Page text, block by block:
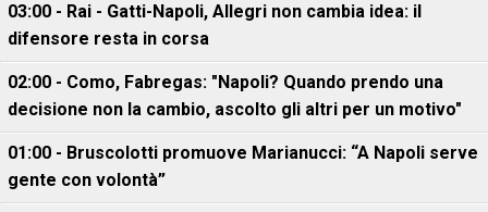
03:00 - Rai - Gatti-Napoli, Allegri non cambia idea: il
difensore resta in corsa
02:00 - Como, Fabregas: "Napoli? Quando prendo una
decisione non la cambio, ascolto gli altri per un motivo"
01:00 - Bruscolotti promuove Marianucci: “A Napoli serve
gente con volontà”